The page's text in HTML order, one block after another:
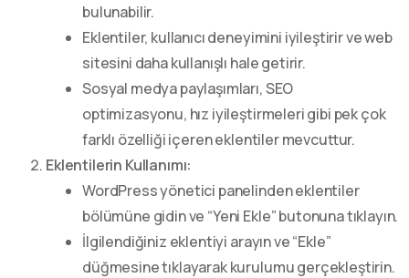
bulunabilir.
Eklentiler, kullanıcı deneyimini iyileştirir ve web
sitesini daha kullanışlı hale getirir.
Sosyal medya paylaşımları, SEO
optimizasyonu, hız iyileştirmeleri gibi pek çok
farklı özelliği içeren eklentiler mevcuttur.
Eklentilerin Kullanımı:
WordPress yönetici panelinden eklentiler
bölümüne gidin ve “Yeni Ekle” butonuna tıklayın.
İlgilendiğiniz eklentiyi arayın ve “Ekle”
düğmesine tıklayarak kurulumu gerçekleştirin.